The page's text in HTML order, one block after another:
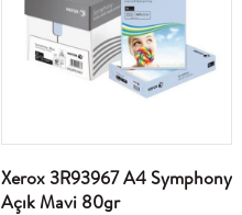
Xerox 3R93967 A4 Symphony
Açık Mavi 80gr